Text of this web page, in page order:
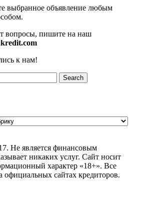
выбранное объявление любым
вопросы, пишите на наш
к нам!
Search
Не является финансовым
никаких услуг. Сайт носит
характер «18+». Все
официальных сайтах кредиторов.